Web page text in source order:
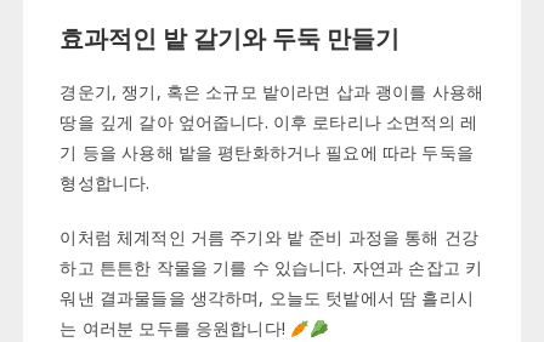
효과적인 밭 갈기와 두둑 만들기
경운기, 쟁기, 혹은 소규모 밭이라면 삽과 괭이를 사용해
땅을 깊게 갈아 엎어줍니다. 이후 로타리나 소면적의 레
기 등을 사용해 밭을 평탄화하거나 필요에 따라 두둑을
형성합니다.
이처럼 체계적인 거름 주기와 밭 준비 과정을 통해 건강
하고 튼튼한 작물을 기를 수 있습니다. 자연과 손잡고 키
워낸 결과물들을 생각하며, 오늘도 텃밭에서 땀 흘리시
는 여러분 모두를 응원합니다!